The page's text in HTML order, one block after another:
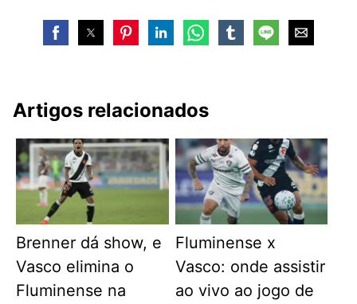
Artigos relacionados
Brenner dá show, e
Vasco elimina o
Fluminense na
Fluminense x
Vasco: onde assistir
ao vivo ao jogo de